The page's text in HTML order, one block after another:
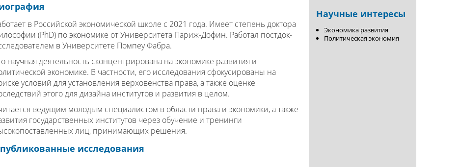
в Российской экономической школе с 2021 года. Имеет степень доктора
(PhD) по экономике от Университета Париж-Дофин. Работал постдок-
в Университете Помпеу Фабра.
научная деятельность сконцентрирована на экономике развития и
экономике. В частности, его исследования сфокусированы на
условий для установления верховенства права, а также оценке
этого для дизайна институтов и развития в целом.
ведущим молодым специалистом в области права и экономики, а также
государственных институтов через обучение и тренинги
лиц, принимающих решения.
исследования
Научные интересы
Экономика развития
Политическая экономия